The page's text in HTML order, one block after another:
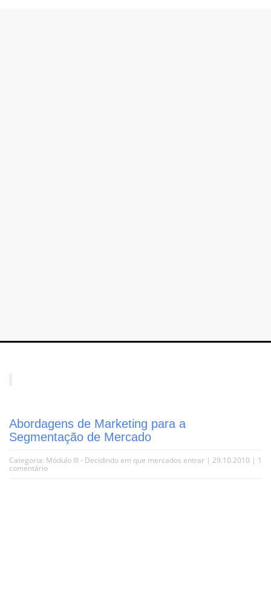
Abordagens de Marketing para a
Segmentação de Mercado
Categoria: Módulo III - Decidindo em que mercados entrar | 29.10.2010 | 1
comentário